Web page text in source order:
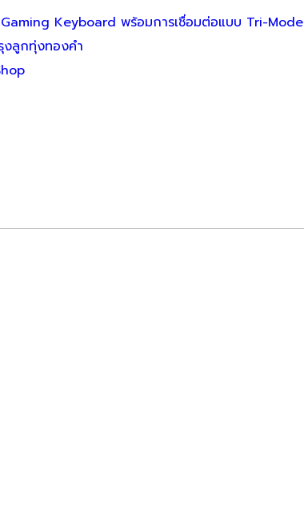
Keyboard พร้อมการเชื่อมต่อแบบ Tri-Mode
ลูกทุ่งทองคำ